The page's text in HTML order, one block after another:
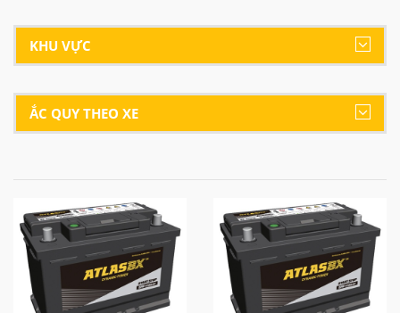
KHU VỰC
ẮC QUY THEO XE